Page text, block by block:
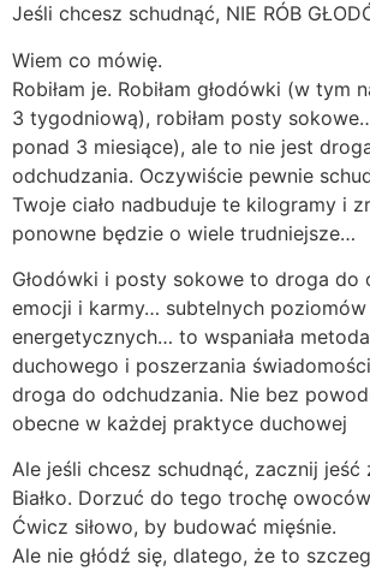
Jeśli chcesz schudnąć, NIE RÓB
Wiem co mówię.
Robiłam je. Robiłam głodówki (w tym
3 tygodniową), robiłam posty
ponad 3 miesiące), ale to nie jest
odchudzania. Oczywiście pewnie
Twoje ciało nadbuduje te kilogramy i
ponowne będzie o wiele trudniejsze…
Głodówki i posty sokowe to droga do
emocji i karmy… subtelnych poziomów
energetycznych… to wspaniała
duchowego i poszerzania
droga do odchudzania. Nie bez
obecne w każdej praktyce duchowej
Ale jeśli chcesz schudnąć, zacznij jeść
Białko. Dorzuć do tego trochę
Ćwicz siłowo, by budować mięśnie.
Ale nie głódź się, dlatego, że to